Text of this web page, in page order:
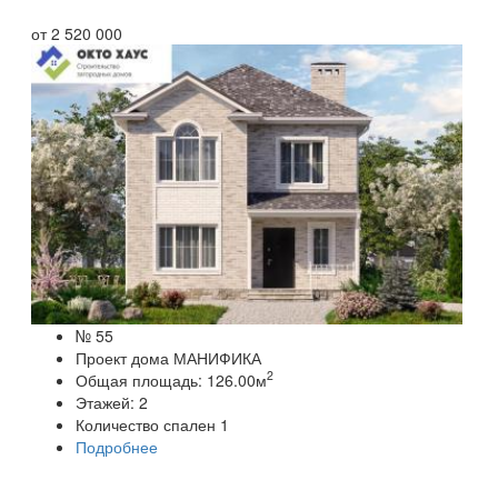
от2 520 000
№ 55
Проект дома МАНИФИКА
Общая площадь: 126.00м2
Этажей: 2
Количество спален 1
Подробнее